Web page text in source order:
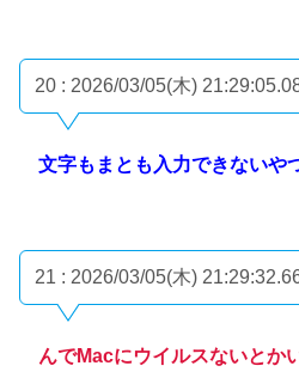
20 : 2026/03/05(木)
文字もまとも入力できないや
21 : 2026/03/05(木)
んでMacにウイルスないとか